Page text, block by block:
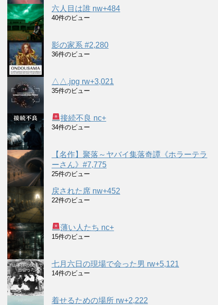
六人目は誰 nw+484
40件のビュー
影の家系 #2,280
36件のビュー
△△.jpg rw+3,021
35件のビュー
接続不良 nc+
34件のビュー
【名作】聚落～ヤバイ集落奇譚《ホラーテラ
ーさん》#7,775
25件のビュー
戻された席 nw+452
22件のビュー
薄い人たち nc+
15件のビュー
七月六日の現場で会った男 rw+5,121
14件のビュー
着せるための場所 rw+2,222